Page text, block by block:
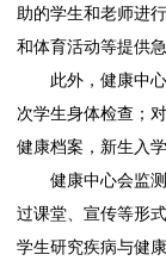
助的学生和老师进
和体育活动等提供
此外，健康中心
次学生身体检查；
健康档案，新生入
健康中心会监测
过课堂、宣传等形
学生研究疾病与健康